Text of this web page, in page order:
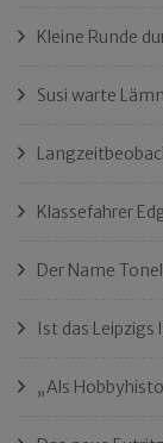
Kleine Runde
Susi warte
Klassefahrer
Der Name
Ist das
„Als